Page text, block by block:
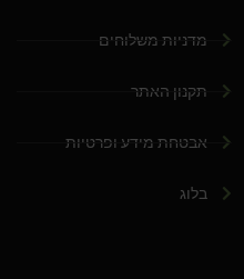
מדניות משלוחים
תקנון האתר
אבטחת מידע ופרטיות
בלוג